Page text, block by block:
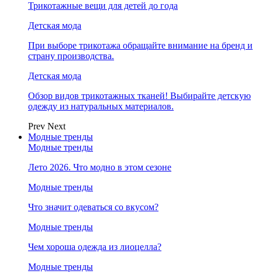
Трикотажные вещи для детей до года
Детская мода
При выборе трикотажа обращайте внимание на бренд и
страну производства.
Детская мода
Обзор видов трикотажных тканей! Выбирайте детскую
одежду из натуральных материалов.
Prev Next
Модные тренды
Модные тренды
Лето 2026. Что модно в этом сезоне
Модные тренды
Что значит одеваться со вкусом?
Модные тренды
Чем хороша одежда из лиоцелла?
Модные тренды